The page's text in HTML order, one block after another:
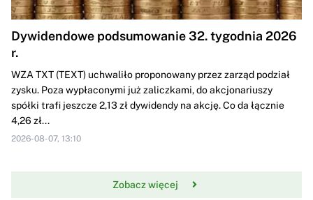
Dywidendowe podsumowanie 32. tygodnia 2026
r.
WZA TXT (TEXT) uchwaliło proponowany przez zarząd podział
zysku. Poza wypłaconymi już zaliczkami, do akcjonariuszy
spółki trafi jeszcze 2,13 zł dywidendy na akcję. Co da łącznie
4,26 zł...
2026-08-07, 13:10
Zobacz więcej